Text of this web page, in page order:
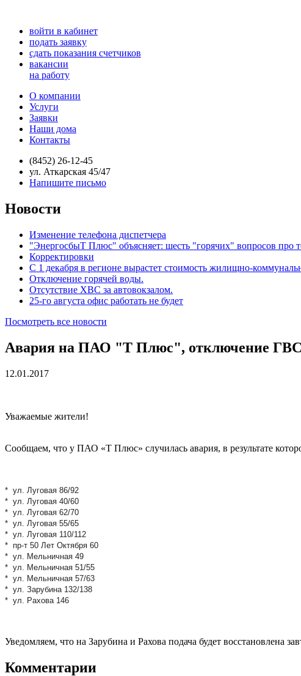
войти в кабинет
подать заявку
сдать показания счетчиков
вакансии
на работу
О компании
Услуги
Заявки
Наши дома
Контакты
(8452) 26-12-45
ул. Аткарская 45/47
Напишите письмо
Новости
Изменение телефона диспетчера
"ЭнергосбыТ Плюс" объясняет: шесть "горячих" вопросов про
Корректировки
С 1 декабря в регионе вырастет стоимость жилищно-
Отключение горячей воды.
Отсутствие ХВС за автовокзалом.
25-го августа офис работать не будет
Посмотреть все новости
Авария на ПАО "Т Плюс", отключение ГВС
12.01.2017
Уважаемые жители!
Сообщаем, что у ПАО «Т Плюс» случилась авария, в результате
* ул. Луговая 86/92
* ул. Луговая 40/60
* ул. Луговая 62/70
* ул. Луговая 55/65
* ул. Луговая 110/112
* пр-т 50 Лет Октября 60
* ул. Мельничная 49
* ул. Мельничная 51/55
* ул. Мельничная 57/63
* ул. Зарубина 132/138
* ул. Рахова 146
Уведомляем, что на Зарубина и Рахова подача будет восстановлена
Комментарии